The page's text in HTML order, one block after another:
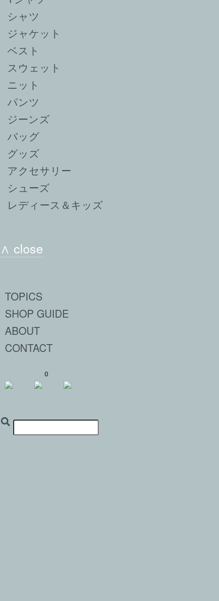
シャツ
ジャケット
ベスト
スウェット
ニット
パンツ
ジーンズ
バッグ
グッズ
アクセサリー
シューズ
レディース＆キッズ
∧ close
TOPICS
SHOP GUIDE
ABOUT
CONTACT
0